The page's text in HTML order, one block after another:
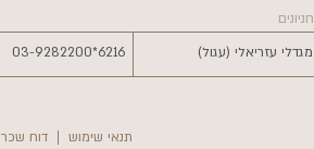
חניונים
6216*
03-9282200
תנאי שימוש דוח שכר